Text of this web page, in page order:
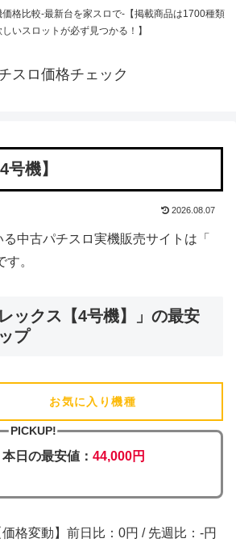
格比較-最新台を家スロで-【掲載商品は1700種類
しいスロットが必ず見つかる！】
スロ価格チェック
機】
2026.08.07
中古パチスロ実機販売サイトは「
す。
ックス【4号機】」の最安
プ
お気に入り機種
PICKUP!
本日の最安値： 44,000円
価格変動】前日比：0円 / 先週比：-円